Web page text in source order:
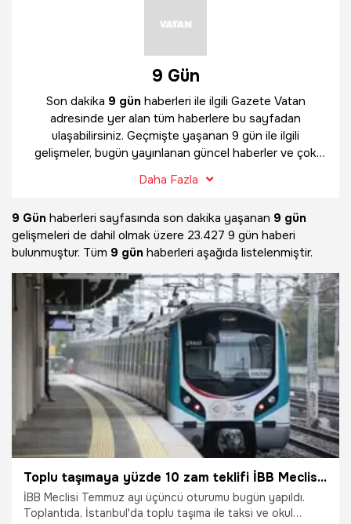
9 Gün
Son dakika 9 gün haberleri ile ilgili Gazete Vatan
adresinde yer alan tüm haberlere bu sayfadan
ulaşabilirsiniz. Geçmişte yaşanan 9 gün ile ilgili
gelişmeler, bugün yayınlanan güncel haberler ve çok
Daha Fazla
9 Gün haberleri sayfasında son dakika yaşanan 9 gün
gelişmeleri de dahil olmak üzere 23.427 9 gün haberi
bulunmuştur. Tüm 9 gün haberleri aşağıda listelenmiştir.
Toplu taşımaya yüzde 10 zam teklifi İBB Meclisi'nde kabul edildi
İBB Meclisi Temmuz ayı üçüncü oturumu bugün yapıldı.
Toplantıda, İstanbul'da toplu taşıma ile taksi ve okul